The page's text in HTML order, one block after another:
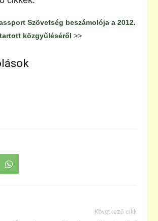
Szövetség beszámolója a 2012.
közgyűléséről >>
Következő cikk